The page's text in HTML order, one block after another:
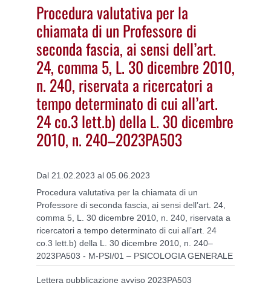
Procedura valutativa per la
chiamata di un Professore di
seconda fascia, ai sensi dell’art.
24, comma 5, L. 30 dicembre 2010,
n. 240, riservata a ricercatori a
tempo determinato di cui all’art.
24 co.3 lett.b) della L. 30 dicembre
2010, n. 240–2023PA503
Dal 21.02.2023 al 05.06.2023
Procedura valutativa per la chiamata di un
Professore di seconda fascia, ai sensi dell’art. 24,
comma 5, L. 30 dicembre 2010, n. 240, riservata a
ricercatori a tempo determinato di cui all’art. 24
co.3 lett.b) della L. 30 dicembre 2010, n. 240–
2023PA503 - M-PSI/01 – PSICOLOGIA GENERALE
Lettera pubblicazione avviso 2023PA503